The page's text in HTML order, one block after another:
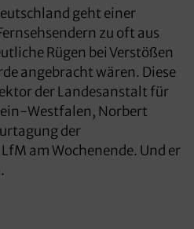
geht einer
zu oft aus
Rügen bei Verstößen
angebracht wären. Diese
der Landesanstalt für
Westfalen, Norbert
der
am Wochenende. Und er